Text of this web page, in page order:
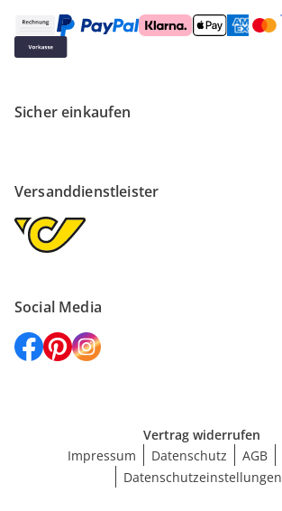
Sicher einkaufen
Versanddienstleister
Social Media
Vertrag widerrufen
Impressum
Datenschutz AGB
Datenschutzeinstellungen